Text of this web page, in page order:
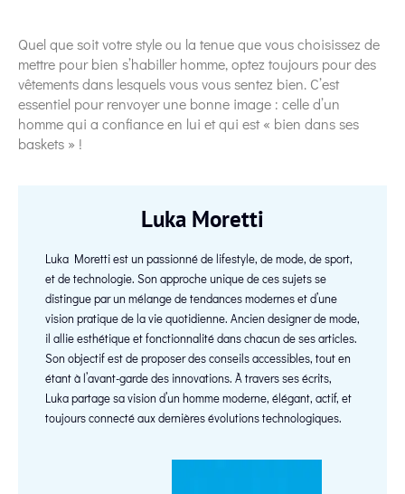
Quel que soit votre style ou la tenue que vous choisissez de
mettre pour bien s’habiller homme, optez toujours pour des
vêtements dans lesquels vous vous sentez bien. C’est
essentiel pour renvoyer une bonne image : celle d’un
homme qui a confiance en lui et qui est « bien dans ses
baskets » !
Luka Moretti
Luka Moretti est un passionné de lifestyle, de mode, de sport,
et de technologie. Son approche unique de ces sujets se
distingue par un mélange de tendances modernes et d’une
vision pratique de la vie quotidienne. Ancien designer de mode,
il allie esthétique et fonctionnalité dans chacun de ses articles.
Son objectif est de proposer des conseils accessibles, tout en
étant à l’avant-garde des innovations. À travers ses écrits,
Luka partage sa vision d’un homme moderne, élégant, actif, et
toujours connecté aux dernières évolutions technologiques.